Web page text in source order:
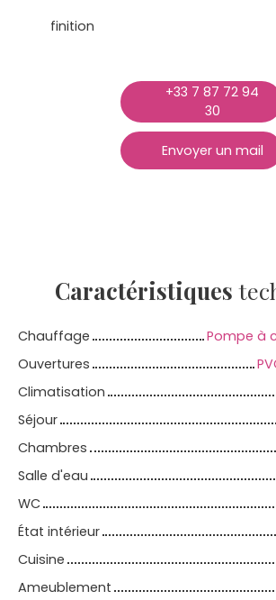
finition
+33 7 87 72 94
30
Envoyer un mail
Caractéristiques
Chauffage
Pompe à
Ouvertures
Climatisation
Séjour
Chambres
Salle d'eau
WC
État intérieur
Cuisine
Ameublement